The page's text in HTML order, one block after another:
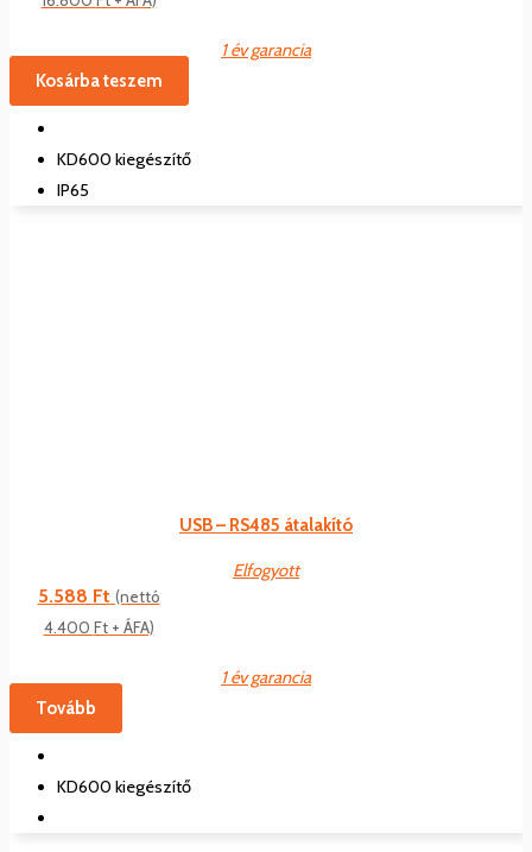
1 év garancia
Kosárba teszem
KD600 kiegészítő
IP65
USB – RS485 átalakító
Elfogyott
5.588 Ft (nettó
4.400 Ft+ ÁFA)
1 év garancia
Tovább
KD600 kiegészítő